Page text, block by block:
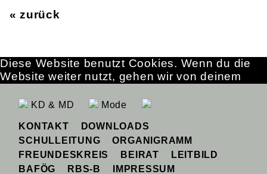
« zurück
KD & MD Mode
KONTAKT
DOWNLOADS
SCHULLEITUNG
ORGANIGRAMM
FREUNDESKREIS
BEIRAT
LEITBILD
BAFÖG
RBS-B IMPRESSUM
Diese Website benutzt Cookies. Wenn du die
Website weiter nutzt, gehen wir von deinem